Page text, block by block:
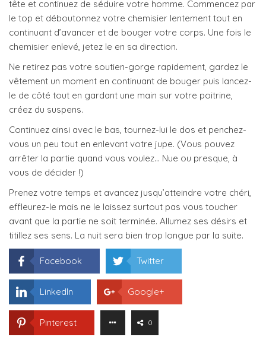
tête et continuez de séduire votre homme. Commencez par
le top et déboutonnez votre chemisier lentement tout en
continuant d’avancer et de bouger votre corps. Une fois le
chemisier enlevé, jetez le en sa direction.
Ne retirez pas votre soutien-gorge rapidement, gardez le
vêtement un moment en continuant de bouger puis lancez-
le de côté tout en gardant une main sur votre poitrine,
créez du suspens.
Continuez ainsi avec le bas, tournez-lui le dos et penchez-
vous un peu tout en enlevant votre jupe. (Vous pouvez
arrêter la partie quand vous voulez… Nue ou presque, à
vous de décider !)
Prenez votre temps et avancez jusqu’atteindre votre chéri,
effleurez-le mais ne le laissez surtout pas vous toucher
avant que la partie ne soit terminée. Allumez ses désirs et
titillez ses sens. La nuit sera bien trop longue par la suite.
Facebook Twitter
LinkedIn Google+
Pinterest 0